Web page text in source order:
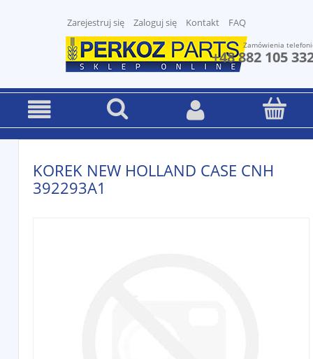
Zarejestruj się Zaloguj się Kontakt FAQ
Zamówienia
+48 882 105
KOREK NEW HOLLAND CASE CNH
392293A1